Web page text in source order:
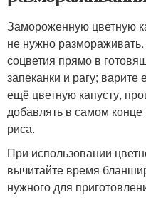
Замороженную цветную
не нужно
соцветия прямо в
запеканки и рагу; варите
ещё цветную капусту,
добавлять в самом
риса.
При использовании
вычитайте время
нужного для